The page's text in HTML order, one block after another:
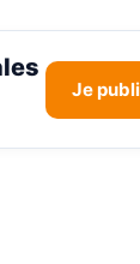
Je